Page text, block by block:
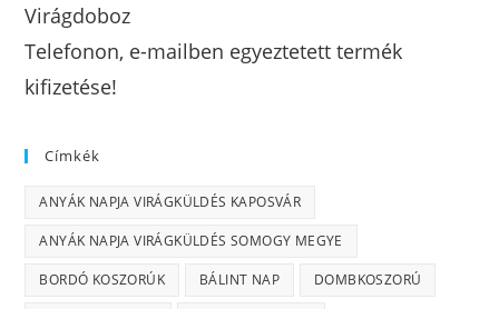
Virágdoboz
Telefonon, e-mailben egyeztetett termék
kifizetése!
Címkék
ANYÁK NAPJA VIRÁGKÜLDÉS KAPOSVÁR
ANYÁK NAPJA VIRÁGKÜLDÉS SOMOGY MEGYE
BORDÓ KOSZORÚK BÁLINT NAP DOMBKOSZORÚ